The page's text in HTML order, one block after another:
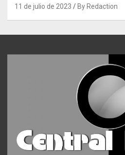
11 de julio de 2023 By Redaction